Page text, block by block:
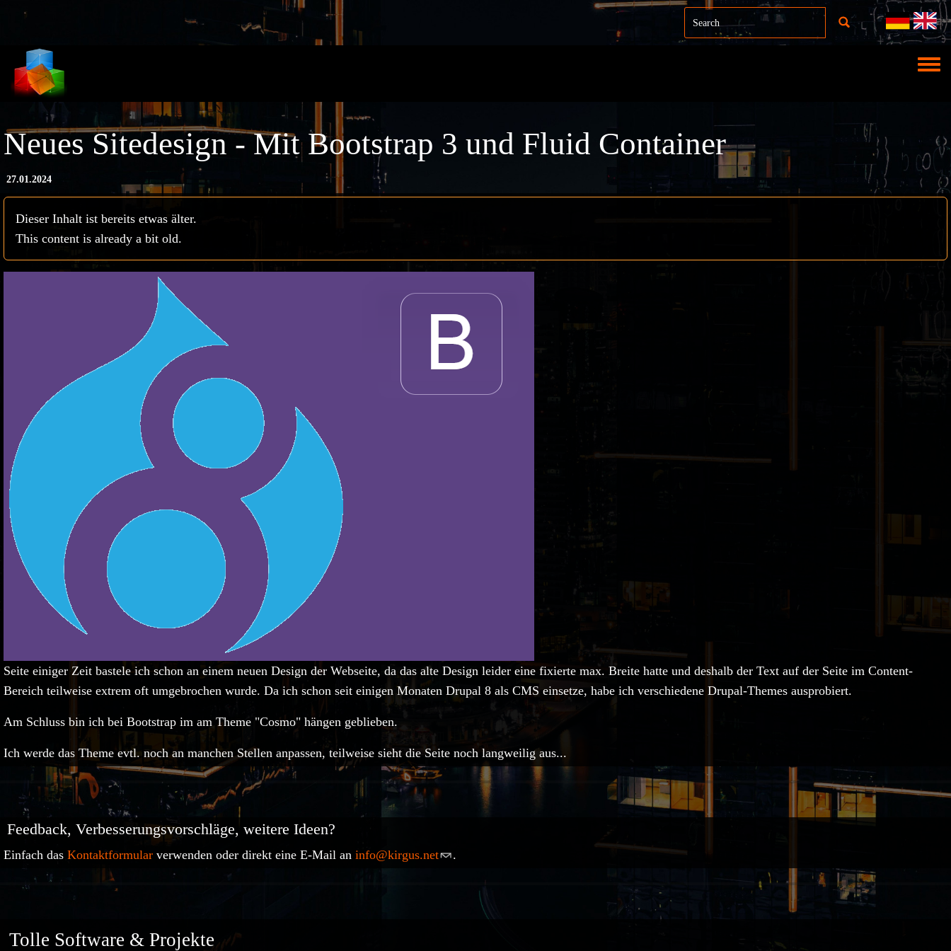
Direkt zum Inhalt
Neues Sitedesign - Mit Bootstrap 3 und Fluid Container
27.01.2024
Dieser Inhalt ist bereits etwas älter.
This content is already a bit old.
Seite einiger Zeit bastele ich schon an einem neuen Design der Webseite, da das alte Design leider eine fixierte max. Breite hatte und deshalb der Text auf der Seite im Content-
Bereich teilweise extrem oft umgebrochen wurde. Da ich schon seit einigen Monaten Drupal 8 als CMS einsetze, habe ich verschiedene Drupal-Themes ausprobiert.
Am Schluss bin ich bei Bootstrap im am Theme "Cosmo" hängen geblieben.
Ich werde das Theme evtl. noch an manchen Stellen anpassen, teilweise sieht die Seite noch langweilig aus...
Feedback, Verbesserungsvorschläge, weitere Ideen?
Einfach das Kontaktformular verwenden oder direkt eine E-Mail an info@kirgus.net .
Tolle Software & Projekte